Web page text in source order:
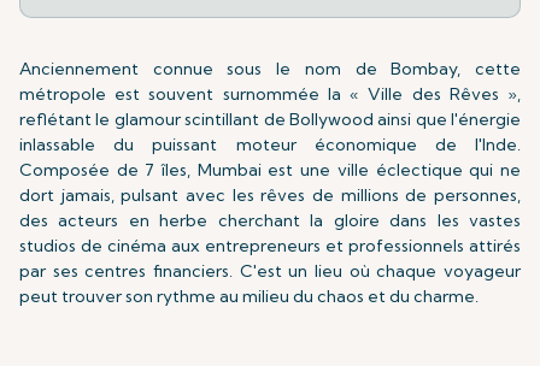
Anciennement connue sous le nom de Bombay, cette
métropole est souvent surnommée la « Ville des Rêves »,
reflétant le glamour scintillant de Bollywood ainsi que l'énergie
inlassable du puissant moteur économique de l'Inde.
Composée de 7 îles, Mumbai est une ville éclectique qui ne
dort jamais, pulsant avec les rêves de millions de personnes,
des acteurs en herbe cherchant la gloire dans les vastes
studios de cinéma aux entrepreneurs et professionnels attirés
par ses centres financiers. C'est un lieu où chaque voyageur
peut trouver son rythme au milieu du chaos et du charme.